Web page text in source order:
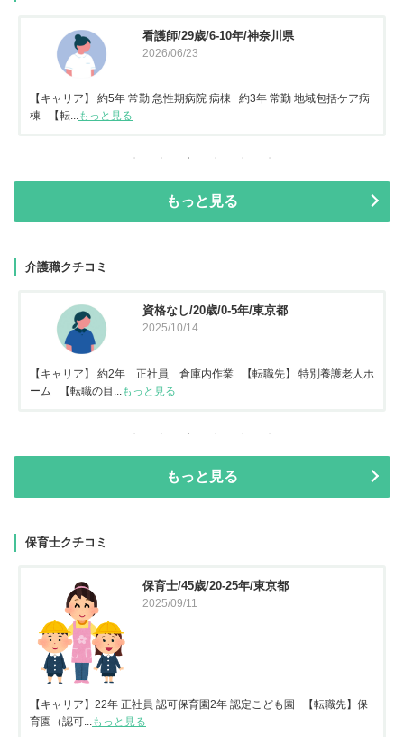
看護師/29歳/6-10年/神奈川県
2026/06/23
【キャリア】 約5年 常勤 急性期病院 病棟 約3年 常勤 地域包括ケア病
棟 【転...もっと見る
もっと見る
介護職クチコミ
資格なし/20歳/0-5年/東京都
2025/10/14
【キャリア】 約2年 正社員 倉庫内作業 【転職先】 特別養護老人ホ
ーム 【転職の目...もっと見る
もっと見る
保育士クチコミ
保育士/45歳/20-25年/東京都
2025/09/11
【キャリア】22年 正社員 認可保育園2年 認定こども園 【転職先】保
育園（認可...もっと見る